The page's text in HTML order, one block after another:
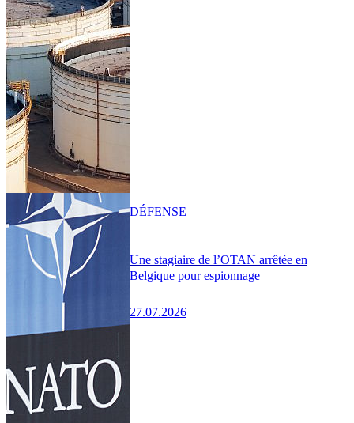
Une stagiaire de l’OTAN arrêtée en
Belgique pour espionnage
27.07.2026
DÉFENSE